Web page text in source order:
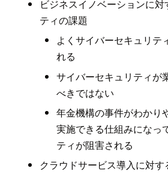
ビジネスイノベーションに
ティの課題
よくサイバーセキュリテ
れる
サイバーセキュリティが
べきではない
年金機構の事件がわかり
実施できる仕組みになっ
ティが阻害される
クラウドサービス導入に対す